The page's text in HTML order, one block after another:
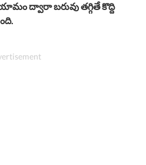
ద్వారా బరువు తగ్గితే కొద్ది